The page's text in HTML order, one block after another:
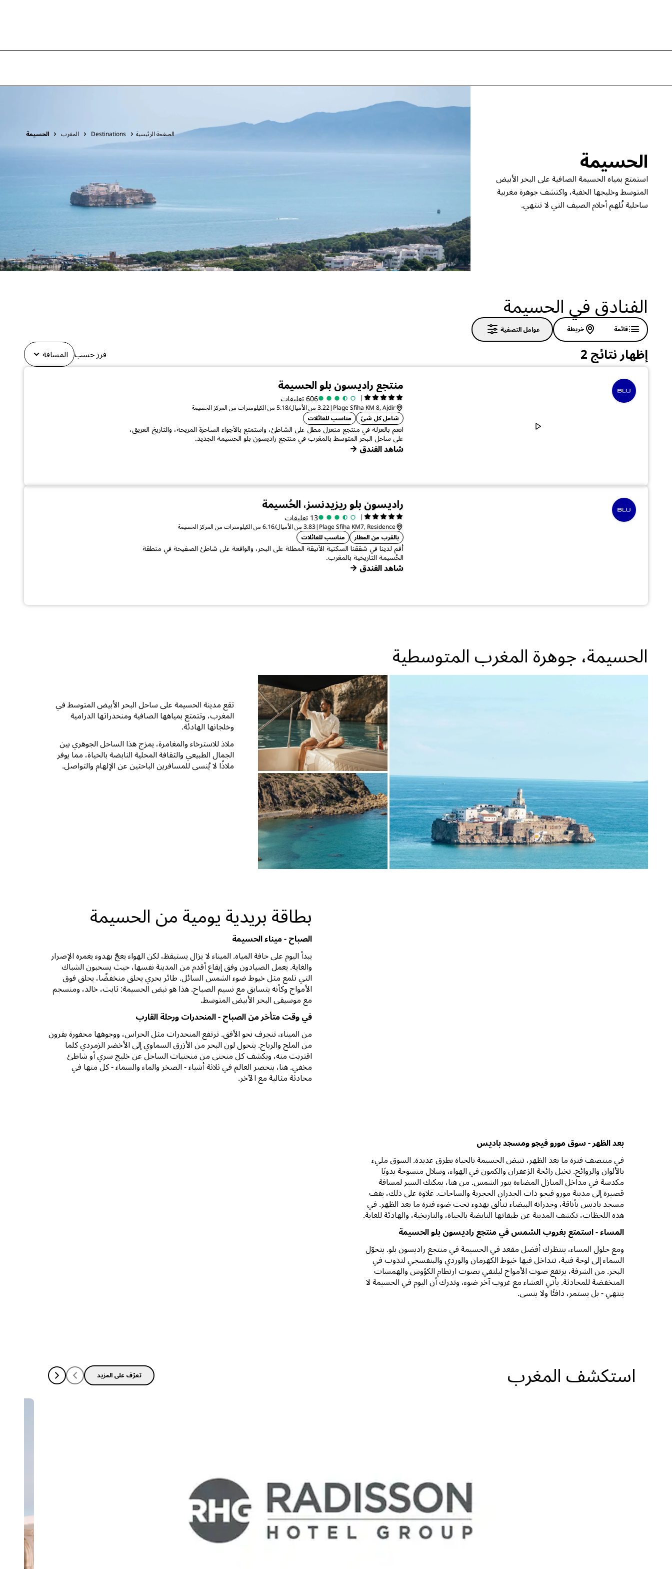
الصفحة الرئيسية Destinations المغرب الحسيمة
الحسيمة
استمتع بمياه الحسيمة الصافية على البحر الأبيض
المتوسط وخليجها الخفية، واكتشف جوهرة مغربية
ساحلية تُلهم أحلام الصيف التي لا تنتهي.
الفنادق في الحسيمة
قائمة خريطة عوامل التصفية
إظهار نتائج 2 فرز حسب المسافة
منتجع راديسون بلو الحسيمة
| 606 تعليقات
Plage Sfiha KM 8, Ajdir
|3.22 من الأميال/5.18 من الكيلومترات من المركز الحسيمة
شامل كل شئ
مناسب للعائلات
انعم بالعزلة في منتجع منعزل مطل على الشاطئ، واستمتع بالأجواء الساحرة المريحة، والتاريخ العريق،
على ساحل البحر المتوسط بالمغرب في منتجع راديسون بلو الحسيمة الجديد.
شاهد الفندق
راديسون بلو ريزيدنسز، الحُسيمة
| 13 تعليقات
Plage Sfiha KM7, Residence
|3.83 من الأميال/6.16 من الكيلومترات من المركز الحسيمة
بالقرب من المطار
مناسب للعائلات
أقم لدينا في شققنا السكنية الأنيقة المطلة على البحر، والواقعة على شاطئ الصفيحة في منطقة
الحُسيمة التاريخية بالمغرب.
شاهد الفندق
الحسيمة، جوهرة المغرب المتوسطية
تقع مدينة الحسيمة على ساحل البحر الأبيض المتوسط في
المغرب، وتتمتع بمياهها الصافية ومنحدراتها الدرامية
وخلجانها الهادئة.
ملاذ للاسترخاء والمغامرة، يمزج هذا الساحل الجوهري بين
الجمال الطبيعي والثقافة المحلية النابضة بالحياة، مما يوفر
ملاذًا لا يُنسى للمسافرين الباحثين عن الإلهام والتواصل.
بطاقة بريدية يومية من الحسيمة
الصباح - ميناء الحسيمة
يبدأ اليوم على حافة المياه. الميناء لا يزال يستيقظ، لكن الهواء يعجّ بهدوء يغمره الإصرار
والغاية. يعمل الصيادون وفق إيقاع أقدم من المدينة نفسها، حيث يسحبون الشباك
التي تلمع مثل خيوط ضوء الشمس السائل. طائر بحري يحلق منخفضًا، يحلق فوق
الأمواج وكأنه يتسابق مع نسيم الصباح. هذا هو نبض الحسيمة: ثابت، خالد، ومنسجم
مع موسيقى البحر الأبيض المتوسط.
في وقت متأخر من الصباح - المنحدرات ورحلة القارب
من الميناء، تنجرف نحو الأفق. ترتفع المنحدرات مثل الحراس، ووجوهها محفورة بقرون
من الملح والرياح. يتحول لون البحر من الأزرق السماوي إلى الأخضر الزمردي كلما
اقتربت منه، ويكشف كل منحنى من منحنيات الساحل عن خليج سري أو شاطئ
مخفي. هنا، ينحصر العالم في ثلاثة أشياء - الصخر والماء والسماء - كل منها في
محادثة مثالية مع الآخر.
بعد الظهر - سوق مورو فيجو ومسجد باديس
في منتصف فترة ما بعد الظهر، تنبض الحسيمة بالحياة بطرق عديدة. السوق مليء
بالألوان والروائح. تخيل رائحة الزعفران والكمون في الهواء، وسلال منسوجة يدويًا
مكدسة في مداخل المنازل المضاءة بنور الشمس. من هنا، يمكنك السير لمسافة
قصيرة إلى مدينة مورو فيجو ذات الجدران الحجرية والساحات. علاوة على ذلك، يقف
مسجد باديس بأناقة، وجدرانه البيضاء تتألق بهدوء تحت ضوء فترة ما بعد الظهر. في
هذه اللحظات، تكشف المدينة عن طبقاتها النابضة بالحياة، والتاريخية، والهادئة للغاية.
المساء - استمتع بغروب الشمس في منتجع راديسون بلو الحسيمة
ومع حلول المساء، ينتظرك أفضل مقعد في الحسيمة في منتجع راديسون بلو. يتحوّل
السماء إلى لوحة فنية، تتداخل فيها خيوط الكهرمان والوردي والبنفسجي لتذوب في
البحر. من الشرفة، يرتفع صوت الأمواج ليلتقي بصوت ارتطام الكؤوس والهمسات
المنخفضة للمحادثة. يأتي العشاء مع غروب آخر ضوء، وتدرك أن اليوم في الحسيمة لا
ينتهي - بل يستمر، دافئًا ولا ينسى.
استكشف المغرب